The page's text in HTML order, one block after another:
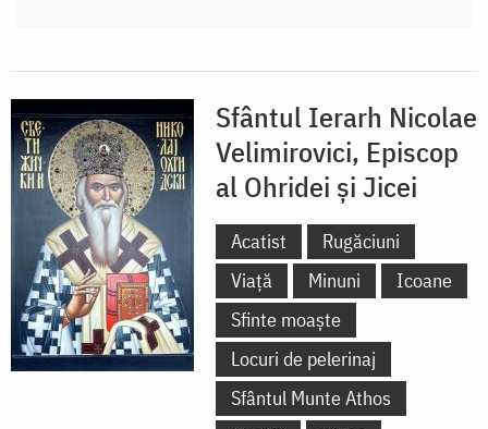
Sfântul Ierarh Nicolae
Velimirovici, Episcop
al Ohridei și Jicei
Acatist
Rugăciuni
Viață
Minuni
Icoane
Sfinte moaște
Locuri de pelerinaj
Sfântul Munte Athos